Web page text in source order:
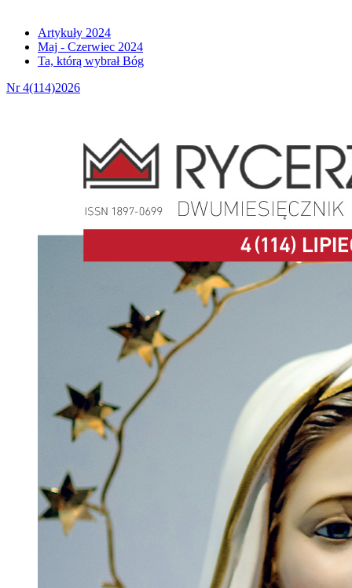
Artykuły 2024
Maj - Czerwiec 2024
Ta, którą wybrał Bóg
Nr 4(114)2026